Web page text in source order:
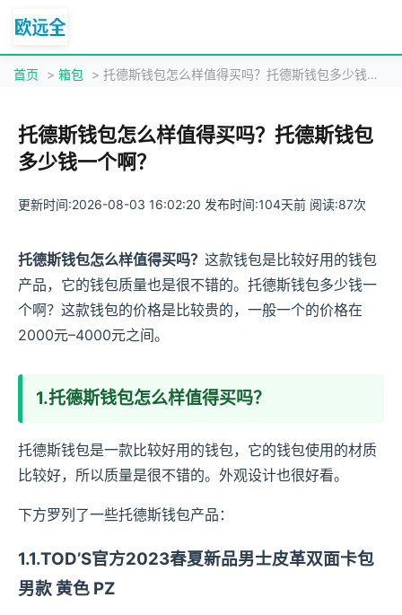
首页 > 箱包 > 托德斯钱包怎么样值得买吗？托德斯钱包多少钱一个啊？
托德斯钱包怎么样值得买吗？托德斯钱包
多少钱一个啊？
更新时间:2026-08-03 16:02:20 发布时间:104天前 阅读:87次
托德斯钱包怎么样值得买吗？ 这款钱包是比较好用的钱包
产品，它的钱包质量也是很不错的。托德斯钱包多少钱一
个啊？这款钱包的价格是比较贵的，一般一个的价格在
2000元–4000元之间。
1.托德斯钱包怎么样值得买吗？
托德斯钱包是一款比较好用的钱包，它的钱包使用的材质
比较好，所以质量是很不错的。外观设计也很好看。
下方罗列了一些托德斯钱包产品：
1.1.TOD’S官方2023春夏新品男士皮革双面卡包
男款 黄色 PZ